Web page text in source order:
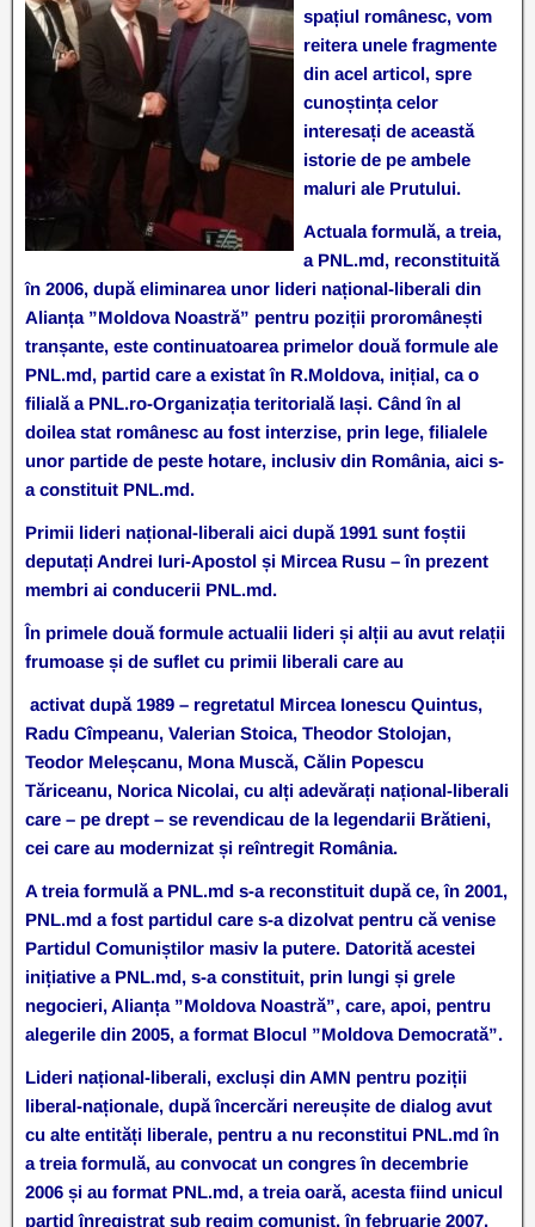
spațiul românesc, vom
reitera unele fragmente
din acel articol, spre
cunoștința celor
interesați de această
istorie de pe ambele
maluri ale Prutului.
Actuala formulă, a treia,
a PNL.md, reconstituită
în 2006, după eliminarea unor lideri național-liberali din
Alianța ”Moldova Noastră” pentru poziții proromânești
tranșante, este continuatoarea primelor două formule ale
PNL.md, partid care a existat în R.Moldova, inițial, ca o
filială a PNL.ro-Organizația teritorială Iași. Când în al
doilea stat românesc au fost interzise, prin lege, filialele
unor partide de peste hotare, inclusiv din România, aici s-
a constituit PNL.md.
Primii lideri național-liberali aici după 1991 sunt foștii
deputați Andrei Iuri-Apostol și Mircea Rusu – în prezent
membri ai conducerii PNL.md.
În primele două formule actualii lideri și alții au avut relații
frumoase și de suflet cu primii liberali care au
activat după 1989 – regretatul Mircea Ionescu Quintus,
Radu Cîmpeanu, Valerian Stoica, Theodor Stolojan,
Teodor Meleșcanu, Mona Muscă, Călin Popescu
Tăriceanu, Norica Nicolai, cu alți adevărați național-liberali
care – pe drept – se revendicau de la legendarii Brătieni,
cei care au modernizat și reîntregit România.
A treia formulă a PNL.md s-a reconstituit după ce, în 2001,
PNL.md a fost partidul care s-a dizolvat pentru că venise
Partidul Comuniștilor masiv la putere. Datorită acestei
inițiative a PNL.md, s-a constituit, prin lungi și grele
negocieri, Alianța ”Moldova Noastră”, care, apoi, pentru
alegerile din 2005, a format Blocul ”Moldova Democrată”.
Lideri național-liberali, excluși din AMN pentru poziții
liberal-naționale, după încercări nereușite de dialog avut
cu alte entități liberale, pentru a nu reconstitui PNL.md în
a treia formulă, au convocat un congres în decembrie
2006 și au format PNL.md, a treia oară, acesta fiind unicul
partid înregistrat sub regim comunist, în februarie 2007.